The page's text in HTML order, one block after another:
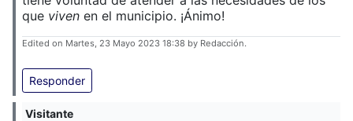
que viven en el municipio. ¡Ánimo!
Edited on Martes, 23 Mayo 2023 18:38 by Redacción.
Responder
Visitante